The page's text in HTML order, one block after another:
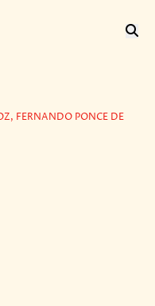
FERNANDO PONCE DE